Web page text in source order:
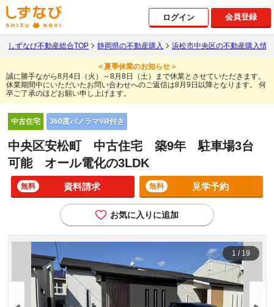
ログイン 会員登録
しずなび不動産総合TOP 静岡県の不動産購入 浜松市中央区の不動産購入情
＜夏季休業のお知らせ＞
誠に勝手ながら8月4日（火）～8月8日（土）まで休業とさせていただきます。
休業期間中にいただいたお問い合わせへのご返信は8月9日以降となります。
何
卒ご了承のほどお願い申し上げます。
中古住宅 360度パノラマVR付き
中央区安松町 中古住宅 築9年 駐車場3台
可能 オール電化の3LDK
資料請求
無料 見学予約
無料
お気に入りに追加
1 / 19